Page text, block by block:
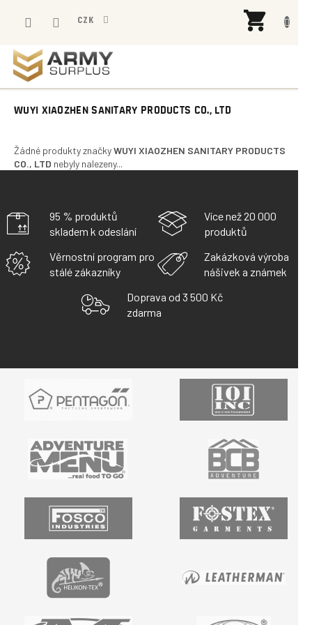
CZK
WUYI XIAOZHEN SANITARY PRODUCTS CO., LTD
Žádné produkty značkyWUYI XIAOZHEN SANITARY PRODUCTS
CO., LTD nebyly nalezeny...
95 % produktů
skladem k odeslání
Více než 20 000
produktů
Věrnostní program pro
stálé zákazníky
Zakázková výroba
nášivek a známek
Doprava od 3 500 Kč
zdarma